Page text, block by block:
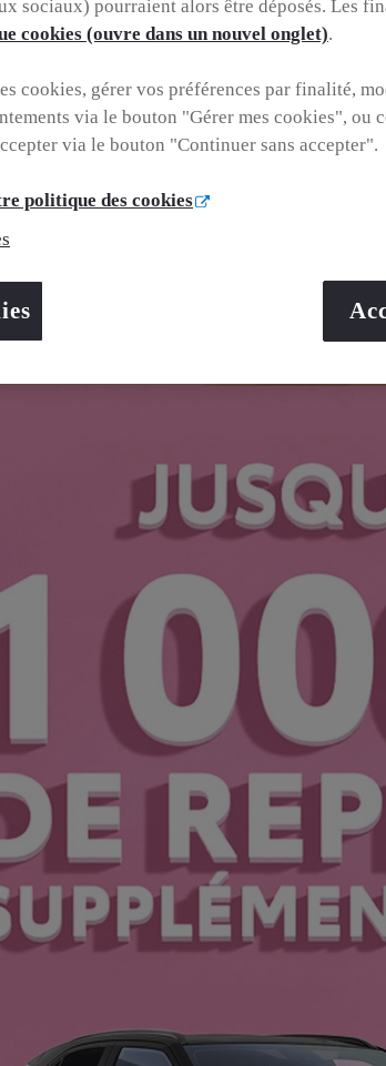
sociaux) pourraient alors être déposés. Les
cookies (ouvre dans un nouvel onglet).
cookies, gérer vos préférences par finalité,
via le bouton "Gérer mes cookies", ou
via le bouton "Continuer sans accepter".
politique des cookies